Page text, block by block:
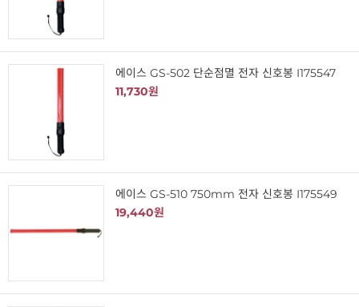
에이스 GS-502 단순점멸 전자 신호봉 I175547
11,730원
에이스 GS-510 750mm 전자 신호봉 I175549
19,440원